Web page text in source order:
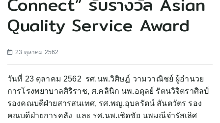
Quality Service Award
23 ตุลาคม 2562
วันที่ 23 ตุลาคม 2562 รศ.นพ.วิศิษฎ์ วามวาณิชย์ ผู้อำนวย
การโรงพยาบาลศิริราช, ศ.คลินิก นพ.อดุลย์ รัตนวิจิตราศิลป์
รองคณบดีฝ่ายสารสนเทศ, รศ.พญ.อุบลรัตน์ สันตวัตร รอง
คณบดีฝ่ายการคลัง และ รศ.นพ.เชิดชัย นพมณีจำรัสเลิศ